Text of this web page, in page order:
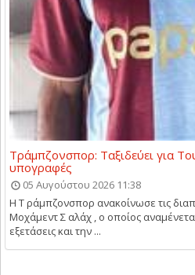
Τράμπζονσπορ: Ταξιδεύει για
υπογραφές
05 Αυγούστου 2026 11:38
Η Τ ράμπζονσπορ ανακοίνωσε τις
Μοχάμεντ Σ αλάχ , ο οποίος
εξετάσεις και την ...